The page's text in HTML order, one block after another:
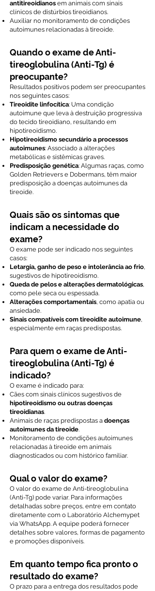
antitireoidianos em animais com sinais
clínicos de distúrbios tireoidianos.
Auxiliar no monitoramento de condições
autoimunes relacionadas à tireoide.
Quando o exame de Anti-
tireoglobulina (Anti-Tg) é
preocupante?
Resultados positivos podem ser preocupantes
nos seguintes casos:
Tireoidite linfocítica: Uma condição
autoimune que leva à destruição progressiva
do tecido tireoidiano, resultando em
hipotireoidismo.
Hipotireoidismo secundário a processos
autoimunes: Associado a alterações
metabólicas e sistêmicas graves.
Predisposição genética: Algumas raças, como
Golden Retrievers e Dobermans, têm maior
predisposição a doenças autoimunes da
tireoide.
Quais são os sintomas que
indicam a necessidade do
exame?
O exame pode ser indicado nos seguintes
casos:
Letargia, ganho de peso e intolerância ao frio,
sugestivos de hipotireoidismo.
Queda de pelos e alterações dermatológicas,
como pele seca ou espessada.
Alterações comportamentais, como apatia ou
ansiedade.
Sinais compatíveis com tireoidite autoimune,
especialmente em raças predispostas.
Para quem o exame de Anti-
tireoglobulina (Anti-Tg) é
indicado?
O exame é indicado para:
Cães com sinais clínicos sugestivos de
hipotireoidismo ou outras doenças
tireoidianas.
Animais de raças predispostas a doenças
autoimunes da tireoide.
Monitoramento de condições autoimunes
relacionadas à tireoide em animais
diagnosticados ou com histórico familiar.
Qual o valor do exame?
O valor do exame de Anti-tireoglobulina
(Anti-Tg) pode variar. Para informações
detalhadas sobre preços, entre em contato
diretamente com o Laboratório Alchemypet
via WhatsApp. A equipe poderá fornecer
detalhes sobre valores, formas de pagamento
e promoções disponíveis.
Em quanto tempo fica pronto o
resultado do exame?
O prazo para a entrega dos resultados pode